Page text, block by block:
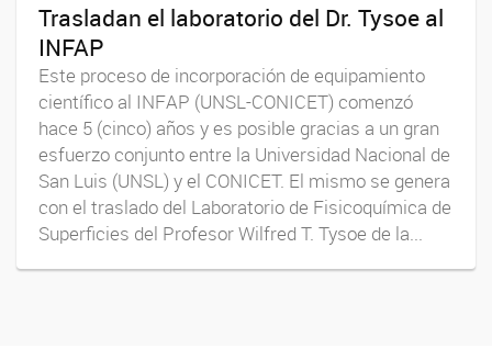
Trasladan el laboratorio del Dr. Tysoe al
INFAP
Este proceso de incorporación de equipamiento
científico al INFAP (UNSL-CONICET) comenzó
hace 5 (cinco) años y es posible gracias a un gran
esfuerzo conjunto entre la Universidad Nacional de
San Luis (UNSL) y el CONICET. El mismo se genera
con el traslado del Laboratorio de Fisicoquímica de
Superficies del Profesor Wilfred T. Tysoe de la...